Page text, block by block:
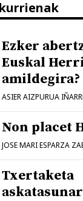
Ezker
Euskal
amildegira?
ASIER AIZPURUA
Non placet
JOSE MARI ESPARZA
Txertaketa